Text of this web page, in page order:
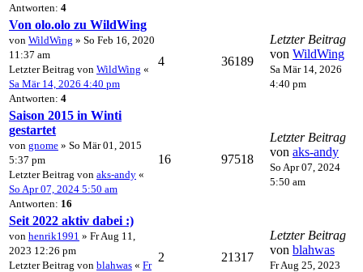
Antworten: 4
Von olo.olo zu WildWing
von WildWing » So Feb 16, 2020
11:37 am
Letzter Beitrag von WildWing «
Sa Mär 14, 2026 4:40 pm
Antworten: 4
4 36189
Letzter Beitrag
von WildWing
Sa Mär 14, 2026
4:40 pm
Saison 2015 in Winti
gestartet
von gnome » So Mär 01, 2015
5:37 pm
Letzter Beitrag von aks-andy «
So Apr 07, 2024 5:50 am
Antworten: 16
16 97518
Letzter Beitrag
von aks-andy
So Apr 07, 2024
5:50 am
Seit 2022 aktiv dabei :)
von henrik1991 » Fr Aug 11,
2023 12:26 pm
Letzter Beitrag von blahwas « Fr
2 21317
Letzter Beitrag
von blahwas
Fr Aug 25, 2023